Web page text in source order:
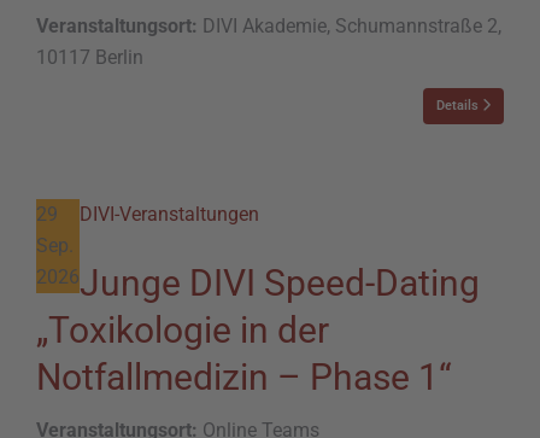
Veranstaltungsort: DIVI Akademie, Schumannstraße 2,
10117 Berlin
Details
29
Sep.
2026
DIVI-Veranstaltungen
Junge DIVI Speed-Dating
„Toxikologie in der
Notfallmedizin – Phase 1“
Veranstaltungsort: Online Teams